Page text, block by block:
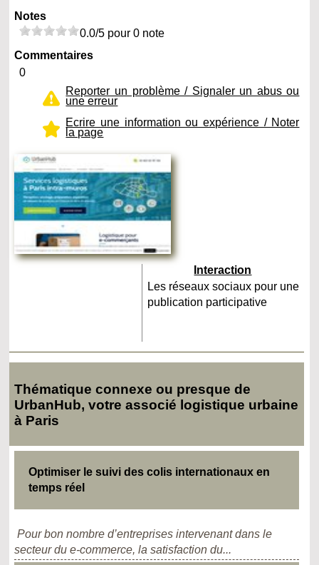
Notes
0.0/5 pour 0 note
Commentaires
0
Reporter un problème / Signaler un abus ou
une erreur
Ecrire une information ou expérience / Noter
la page
Interaction
Les réseaux sociaux pour une
publication participative
Thématique connexe ou presque de
UrbanHub, votre associé logistique urbaine
à Paris
Optimiser le suivi des colis internationaux en
temps réel
Pour bon nombre d’entreprises intervenant dans le
secteur du e-commerce, la satisfaction du...